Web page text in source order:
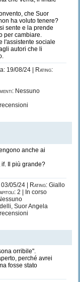
che Suor
ha voluto tenere?
sente e la prende
per cambiare.
l'assistente sociale
autori che li
19/08/24 |
Rating:
Nessuno
recensioni
anche ai
Il più grande?
05/24 | Rating: Giallo
2 | In corso
Suor Angela
recensioni
orribile".
perché avrei
fosse stato